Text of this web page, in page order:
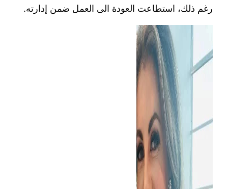
رغم ذلك، استطاعت العودة الى العمل ضمن إدارته.